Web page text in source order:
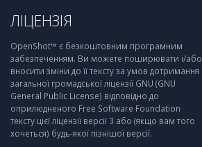
ЛІЦЕНЗІЯ
OpenShot™ є безкоштовним програмним
забезпеченням. Ви можете поширювати і/або
вносити зміни до її тексту за умов дотримання
загальної громадської ліцензії GNU (GNU
General Public License) відповідно до
оприлюдненого Free Software Foundation
тексту цієї ліцензії версії 3 або (якщо вам того
хочеться) будь-якої пізнішої версії.